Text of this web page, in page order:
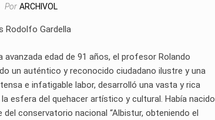
Por ARCHIVOL
Rodolfo Gardella
avanzada edad de 91 años, el profesor Rolando
un auténtico y reconocido ciudadano ilustre y una
e infatigable labor, desarrolló una vasta y rica
esfera del quehacer artístico y cultural. Había nacido
conservatorio nacional “Albistur, obteniendo el